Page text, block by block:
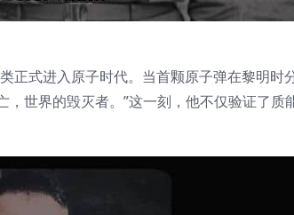
正式进入原子时代。当首颗原子弹在黎明时
世界的毁灭者。”这一刻，他不仅验证了质